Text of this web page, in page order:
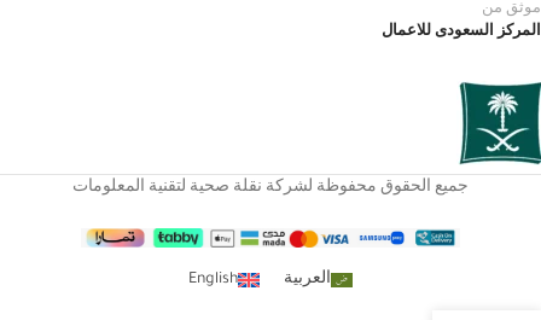
موثق من
المركز السعودى للاعمال
جميع الحقوق محفوظة لشركة نقلة صحية لتقنية المعلومات
العربية English